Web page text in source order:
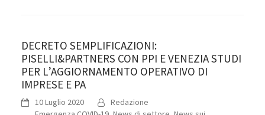
DECRETO SEMPLIFICAZIONI:
PISELLI&PARTNERS CON PPI E VENEZIA STUDI
PER L’AGGIORNAMENTO OPERATIVO DI
IMPRESE E PA
10 Luglio 2020
Redazione